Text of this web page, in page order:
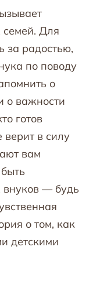
семей. Для
за радостью,
по поводу
о
о важности
готов
в силу
вам
внуков — будь
о том, как
детскими